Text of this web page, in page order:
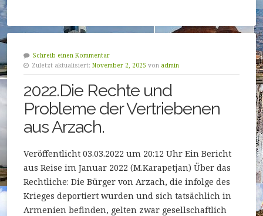
Schreib einen Kommentar
Zuletzt aktualisiert: November 2, 2025 von admin
2022.Die Rechte und
Probleme der Vertriebenen
aus Arzach.
Veröffentlicht 03.03.2022 um 20:12 Uhr Ein Bericht
aus Reise im Januar 2022 (M.Karapetjan) Über das
Rechtliche: Die Bürger von Arzach, die infolge des
Krieges deportiert wurden und sich tatsächlich in
Armenien befinden, gelten zwar gesellschaftlich